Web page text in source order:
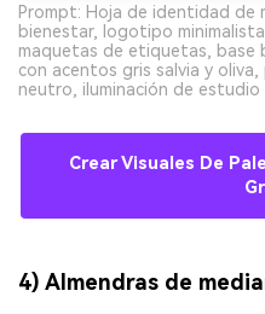
Prompt: Hoja de identidad de
bienestar, logotipo
maquetas de etiquetas, base
con acentos gris salvia y
neutro, iluminación de
Crear Visuales De
4) Almendras de